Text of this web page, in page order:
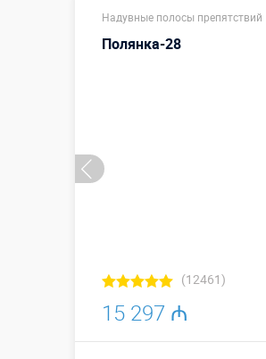
Размеры, м:
3,72 м
Больше деталей →
Надувные полосы препятствий
Полянка-28
(12461)
15 297 ₼